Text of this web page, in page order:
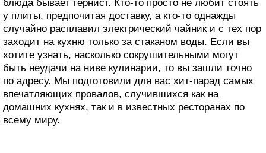
блюда бывает тернист. Кто-то просто не любит стоять
у плиты, предпочитая доставку, а кто-то однажды
случайно расплавил электрический чайник и с тех пор
заходит на кухню только за стаканом воды. Если вы
хотите узнать, насколько сокрушительными могут
быть неудачи на ниве кулинарии, то вы зашли точно
по адресу. Мы подготовили для вас хит-парад самых
впечатляющих провалов, случившихся как на
домашних кухнях, так и в известных ресторанах по
всему миру.